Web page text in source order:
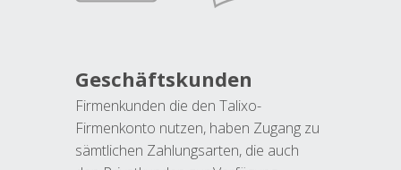
Geschäftskunden
Firmenkunden die den Talixo-
Firmenkonto nutzen, haben Zugang zu
sämtlichen Zahlungsarten, die auch